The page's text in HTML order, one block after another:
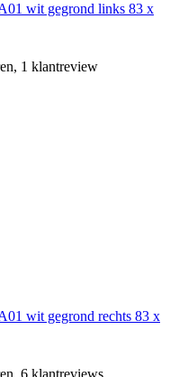
wit gegrond links 83 x
1 klantreview
wit gegrond rechts 83 x